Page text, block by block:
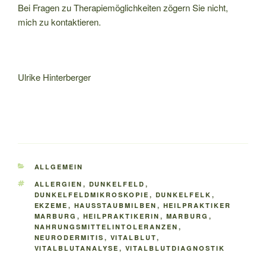
Bei Fragen zu Therapiemöglichkeiten zögern Sie nicht,
mich zu kontaktieren.
Ulrike Hinterberger
KATEGORIEN
ALLGEMEIN
SCHLAGWÖRTER
ALLERGIEN , DUNKELFELD ,
DUNKELFELDMIKROSKOPIE , DUNKELFELK ,
EKZEME , HAUSSTAUBMILBEN , HEILPRAKTIKER
MARBURG , HEILPRAKTIKERIN , MARBURG ,
NAHRUNGSMITTELINTOLERANZEN ,
NEURODERMITIS , VITALBLUT,
VITALBLUTANALYSE , VITALBLUTDIAGNOSTIK